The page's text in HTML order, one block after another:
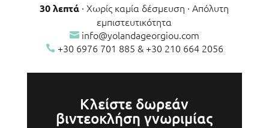
30 λεπτά · Χωρίς καμία δέσμευση · Απόλυτη
εμπιστευτικότητα
 info@yolandageorgiou.com
 +30 6976 701 885 &+30 210 664 2056
Κλείστε δωρεάν
βιντεοκλήση γνωριμίας